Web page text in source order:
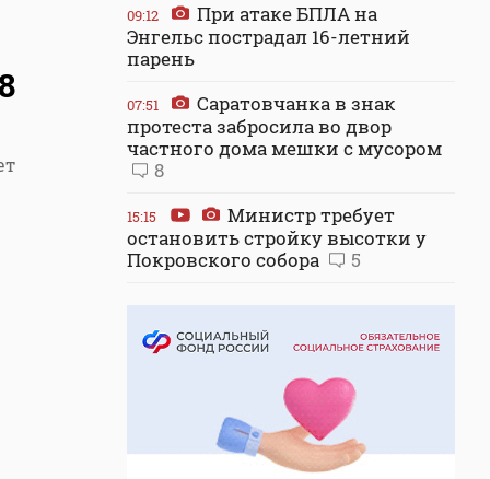
09:12
При атаке БПЛА на
Энгельс пострадал 16-летний
парень
07:51
Саратовчанка в знак
протеста забросила во двор
частного дома мешки с мусором
8
15:15
Министр требует
остановить стройку высотки у
Покровского собора
5